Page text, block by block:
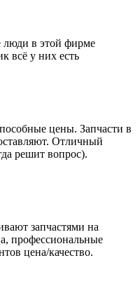
люди в этой фирме
всё у них есть
цены. Запчасти в
Отличный
решит вопрос).
запчастями на
профессиональные
цена/качество.